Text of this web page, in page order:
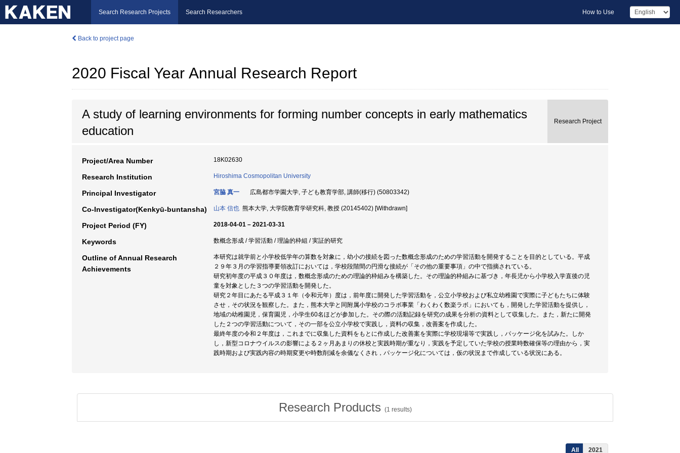
Search Research Projects Search Researchers How to Use
Back to project page
2020 Fiscal Year Annual Research Report
A study of learning environments for forming number concepts in early mathematics
education
Research Project
Project/Area Number 18K02630
Research Institution Hiroshima Cosmopolitan University
Principal Investigator 宮脇 真一 広島都市学園大学, 子ども教育学部, 講師(移行) (50803342)
Co-Investigator(Kenkyū-buntansha) 山本 信也 熊本大学, 大学院教育学研究科, 教授 (20145402) [Withdrawn]
Project Period (FY) 2018-04-01 – 2021-03-31
Keywords 数概念形成 / 学習活動 / 理論的枠組 / 実証的研究
Outline of Annual Research
Achievements
本研究は就学前と小学校低学年の算数を対象に，幼小の接続を図った数概念形成のための学習活動を開発することを目的としている。平成
２９年３月の学習指導要領改訂においては，学校段階間の円滑な接続が「その他の重要事項」の中で指摘されている。
研究初年度の平成３０年度は，数概念形成のための理論的枠組みを構築した。その理論的枠組みに基づき，年長児から小学校入学直後の児
童を対象とした３つの学習活動を開発した。
研究２年目にあたる平成３１年（令和元年）度は，前年度に開発した学習活動を，公立小学校および私立幼稚園で実際に子どもたちに体験
させ，その状況を観察した。また，熊本大学と同附属小学校のコラボ事業「わくわく数楽ラボ」においても，開発した学習活動を提供し，
地域の幼稚園児，保育園児，小学生60名ほどが参加した。その際の活動記録を研究の成果を分析の資料として収集した。また，新たに開発
した２つの学習活動について，その一部を公立小学校で実践し，資料の収集，改善案を作成した。
最終年度の令和２年度は，これまでに収集した資料をもとに作成した改善案を実際に学校現場等で実践し，パッケージ化を試みた。しか
し，新型コロナウイルスの影響による２ヶ月あまりの休校と実践時期が重なり，実践を予定していた学校の授業時数確保等の理由から，実
践時期および実践内容の時期変更や時数削減を余儀なくされ，パッケージ化については，仮の状況まで作成している状況にある。
Research Products (1 results)
All 2021